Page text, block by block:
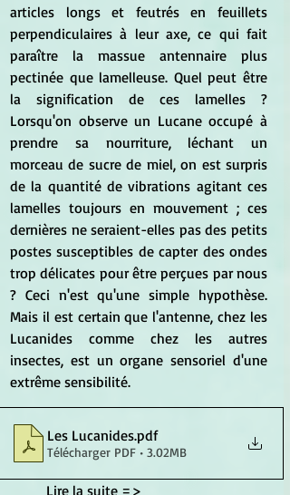
articles longs et feutrés en feuillets
perpendiculaires à leur axe, ce qui fait
paraître la massue antennaire plus
pectinée que lamelleuse. Quel peut être
la signification de ces lamelles ?
Lorsqu'on observe un Lucane occupé à
prendre sa nourriture, léchant un
morceau de sucre de miel, on est surpris
de la quantité de vibrations agitant ces
lamelles toujours en mouvement ; ces
dernières ne seraient-elles pas des petits
postes susceptibles de capter des ondes
trop délicates pour être perçues par nous
? Ceci n'est qu'une simple hypothèse.
Mais il est certain que l'antenne, chez les
Lucanides comme chez les autres
insectes, est un organe sensoriel d'une
extrême sensibilité.
Les Lucanides.pdf
Télécharger PDF • 3.02MB
	Lire la suite =>